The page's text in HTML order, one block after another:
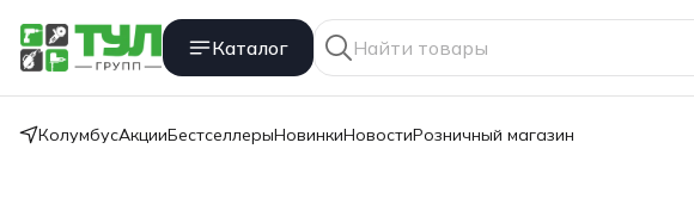
Каталог
КолумбусАкцииБестселлерыНовинкиНовостиРозничный магазин